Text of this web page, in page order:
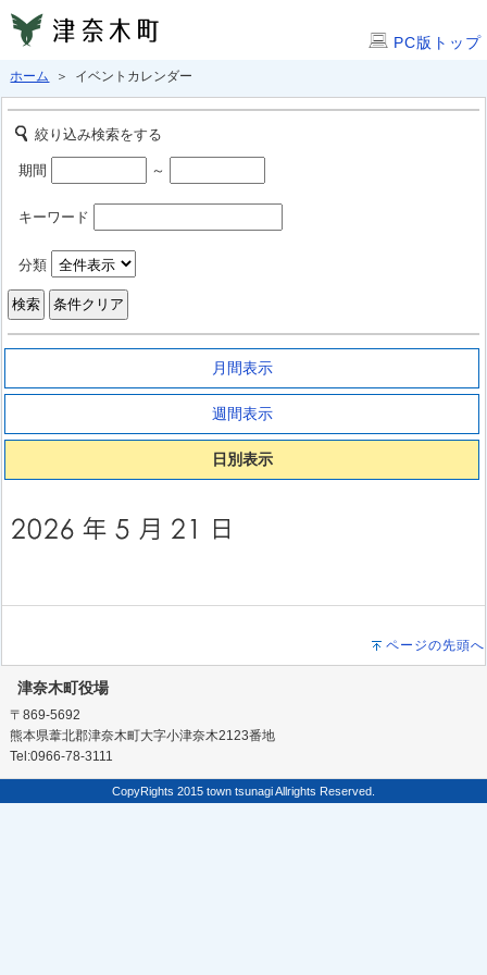
PC版トップ
ホーム ＞ イベントカレンダー
絞り込み検索をする
期間 ～
キーワード
分類
月間表示
週間表示
日別表示
ページの先頭へ
津奈木町役場
〒869-5692
熊本県葦北郡津奈木町大字小津奈木2123番地
Tel:0966-78-3111
CopyRights 2015 town tsunagi Allrights Reserved.